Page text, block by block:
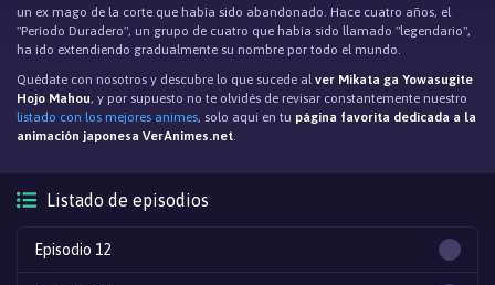
un ex mago de la corte que había sido abandonado. Hace cuatro años, el
"Período Duradero", un grupo de cuatro que había sido llamado "legendario",
ha ido extendiendo gradualmente su nombre por todo el mundo.
Quédate con nosotros y descubre lo que sucede alver Mikata ga Yowasugite
Hojo Mahou, y por supuesto no te olvidés de revisar constantemente nuestro
listado con los mejores animes, solo aqui en tu página favorita dedicada a la
animación japonesa VerAnimes.net.
Listado de episodios
Episodio 12